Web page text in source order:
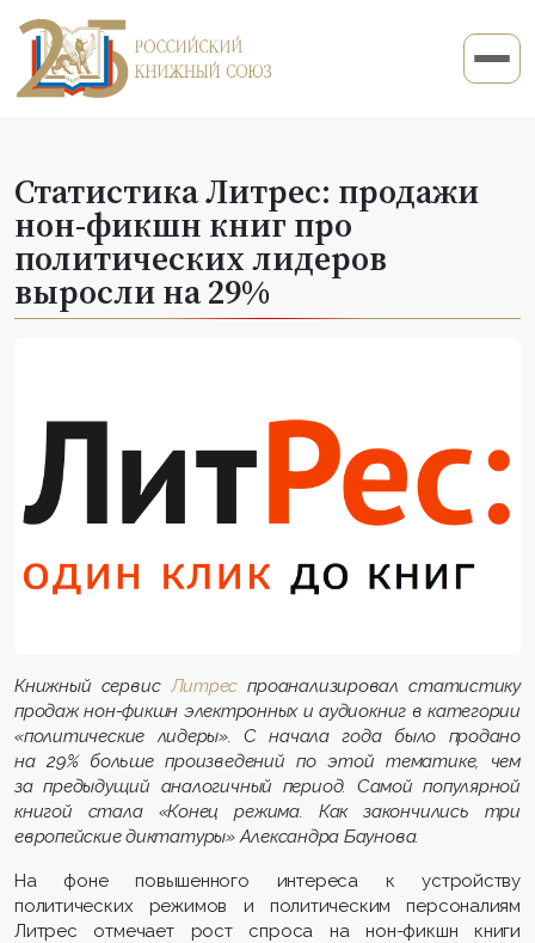
Статистика Литрес: продажи
нон-фикшн книг про
политических лидеров
выросли на 29%
Книжный сервис Литрес проанализировал статистику
продаж нон-фикшн электронных и аудиокниг в категории
«политические лидеры». С начала года было продано
на 29% больше произведений по этой тематике, чем
за предыдущий аналогичный период. Самой популярной
книгой стала «Конец режима. Как закончились три
европейские диктатуры» Александра Баунова.
На фоне повышенного интереса к устройству
политических режимов и политическим персоналиям
Литрес отмечает рост спроса на нон-фикшн книги